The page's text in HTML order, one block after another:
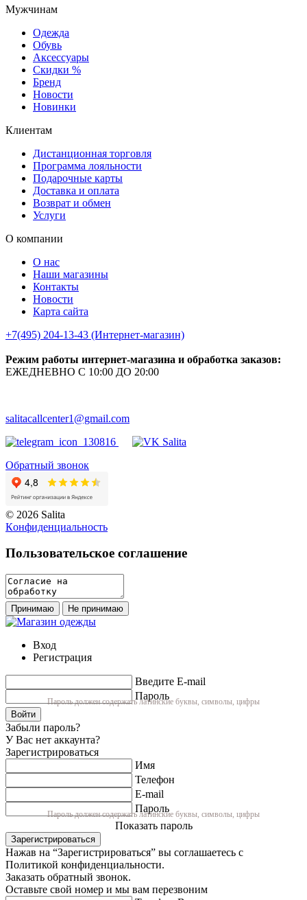
Мужчинам
Одежда
Обувь
Аксессуары
Скидки %
Бренд
Новости
Новинки
Клиентам
Дистанционная торговля
Программа лояльности
Подарочные карты
Доставка и оплата
Возврат и обмен
Услуги
О компании
О нас
Наши магазины
Контакты
Новости
Карта сайта
+7(495) 204-13-43 (Интернет-магазин)
Режим работы интернет-магазина и обработка заказов:
ЕЖЕДНЕВНО С 10:00 ДО 20:00
salitacallcenter1@gmail.com
Обратный звонок
© 2026 Salita
Кoнфидeнциaльнoсть
Пользовательское соглашение
Принимаю Не принимаю
Вход
Регистрация
Введите E-mail
Пароль
Пароль должен содержать латинские буквы, символы, цифры
Войти
Забыли пароль?
У Вас нет аккаунта?
Зарегистрироваться
Имя
Телефон
E-mail
Пароль
Пароль должен содержать латинские буквы, символы, цифры
Показать пароль
Зарегистрироваться
Нажав на “Зарегистрироваться” вы соглашаетесь с
Политикой конфиденциальности.
Заказать обратный звонок.
Оставьте свой номер и мы вам перезвоним